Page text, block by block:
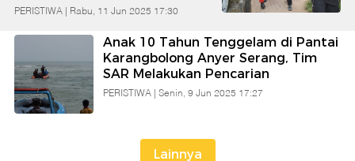
PERISTIWA | Rabu, 11 Jun 2025 17:30
Anak 10 Tahun Tenggelam di Pantai
Karangbolong Anyer Serang, Tim
SAR Melakukan Pencarian
PERISTIWA | Senin, 9 Jun 2025 17:27